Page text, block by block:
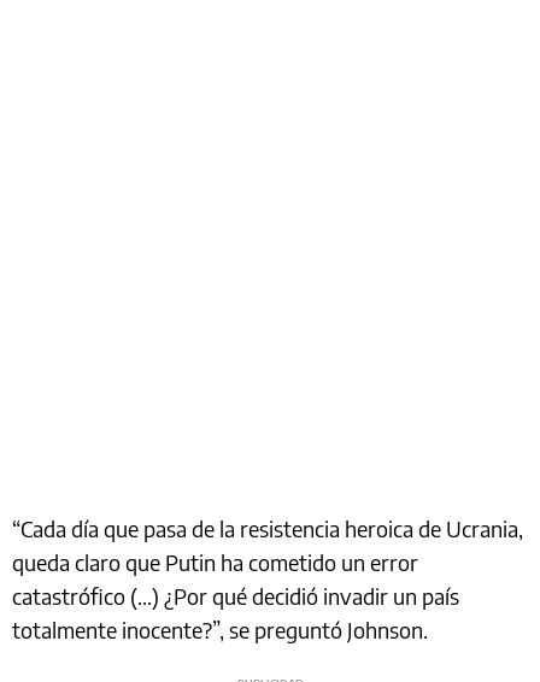
“Cada día que pasa de la resistencia heroica de Ucrania,
queda claro que Putin ha cometido un error
catastrófico (...) ¿Por qué decidió invadir un país
totalmente inocente?”, se preguntó Johnson.